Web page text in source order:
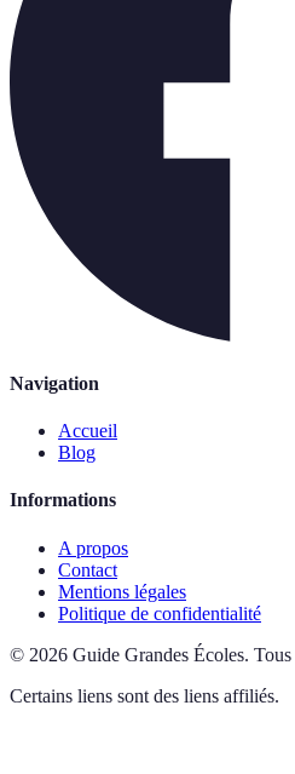
Navigation
Accueil
Blog
Informations
A propos
Contact
Mentions légales
Politique de confidentialité
© 2026 Guide Grandes Écoles. Tous
Certains liens sont des liens affiliés.